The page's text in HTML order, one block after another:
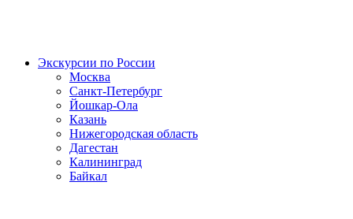
Экскурсии по России
Москва
Санкт-Петербург
Йошкар-Ола
Казань
Нижегородская область
Дагестан
Калининград
Байкал